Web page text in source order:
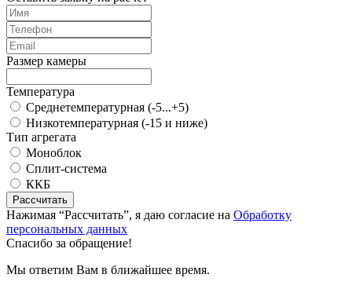
Размер камеры
Температура
Среднетемпературная (-5...+5)
Низкотемпературная (-15 и ниже)
Тип агрегата
Моноблок
Сплит-система
ККБ
Рассчитать
Нажимая “Рассчитать”, я даю согласие на Обработку
персональных данных
Спасибо за обращение!
Мы ответим Вам в ближайшее время.